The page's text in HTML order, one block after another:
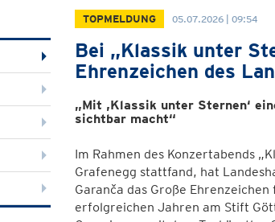
TOPMELDUNG 05.07.2026 | 09:54
Bei „Klassik unter
Ehrenzeichen des
„Mit ,Klassik unter Sternen‘
sichtbar macht“
Im Rahmen des Konzertabends
Grafenegg stattfand, hat
Garanča das Große
erfolgreichen Jahren am Stift